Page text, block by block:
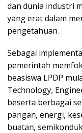
dan dunia industri
yang erat dalam
pengetahuan.
Sebagai
pemerintah
beasiswa LPDP
Technology,
beserta berbagai
pangan, energi,
buatan,